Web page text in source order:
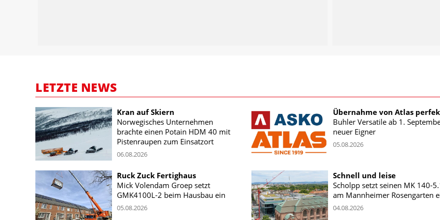
LETZTE NEWS
Kran auf Skiern
Norwegisches Unternehmen
brachte einen Potain HDM 40 mit
Pistenraupen zum Einsatzort
06.08.2026
Übernahme von Atlas
Buhler Versatile ab 1.
neuer Eigner
05.08.2026
Ruck Zuck Fertighaus
Mick Volendam Groep setzt
GMK4100L-2 beim Hausbau ein
05.08.2026
Schnell und leise
Scholpp setzt seinen MK 140-
am Mannheimer Rosengarten
04.08.2026